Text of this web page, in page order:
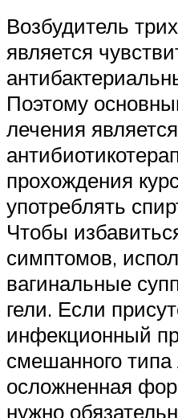
Возбудитель
является
Поэтому
лечения
прохождения
употреблять
Чтобы
симптомов,
вагинальные
гели. Если
инфекционный
смешанного
осложненная
нужно